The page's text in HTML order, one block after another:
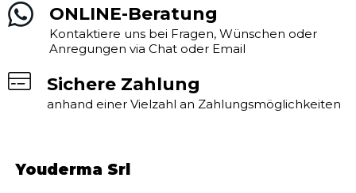
ONLINE-Beratung
Kontaktiere uns bei Fragen, Wünschen oder
Anregungen via Chat oder Email
Sichere Zahlung
anhand einer Vielzahl an Zahlungsmöglichkeiten
Youderma Srl